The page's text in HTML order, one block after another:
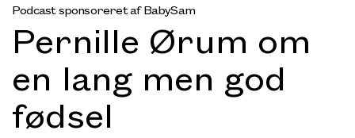
Podcast sponsoreret af BabySam
Pernille Ørum om
en lang men god
fødsel